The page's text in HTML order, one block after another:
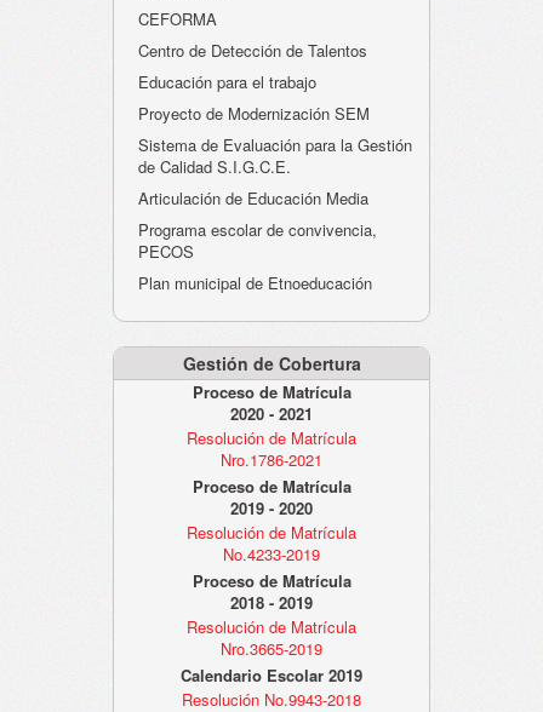
CEFORMA
Centro de Detección de Talentos
Educación para el trabajo
Proyecto de Modernización SEM
Sistema de Evaluación para la Gestión
de Calidad S.I.G.C.E.
Articulación de Educación Media
Programa escolar de convivencia,
PECOS
Plan municipal de Etnoeducación
Gestión de Cobertura
Proceso de Matrícula
2020 - 2021
Resolución de Matrícula
Nro.1786-2021
Proceso de Matrícula
2019 - 2020
Resolución de Matrícula
No.4233-2019
Proceso de Matrícula
2018 - 2019
Resolución de Matrícula
Nro.3665-2019
Calendario Escolar 2019
Resolución No.9943-2018